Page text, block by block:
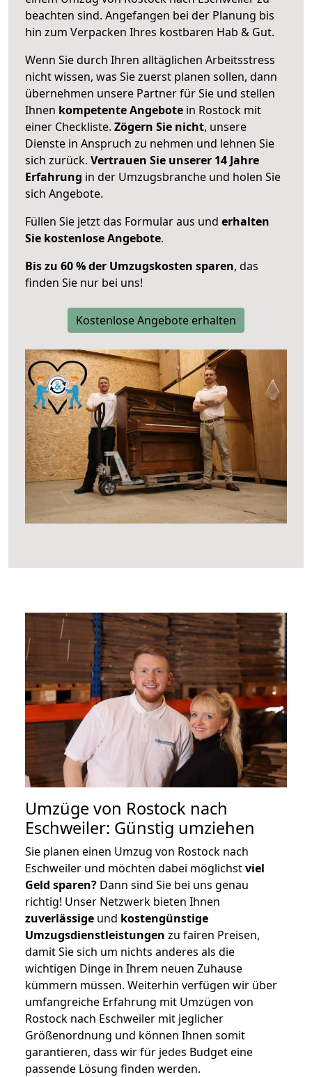
beachten sind. Angefangen bei der Planung bis
hin zum Verpacken Ihres kostbaren Hab & Gut.
Wenn Sie durch Ihren alltäglichen Arbeitsstress
nicht wissen, was Sie zuerst planen sollen, dann
übernehmen unsere Partner für Sie und stellen
Ihnen kompetente Angebote in Rostock mit
einer Checkliste. Zögern Sie nicht, unsere
Dienste in Anspruch zu nehmen und lehnen Sie
sich zurück. Vertrauen Sie unserer 14 Jahre
Erfahrung in der Umzugsbranche und holen Sie
sich Angebote.
Füllen Sie jetzt das Formular aus und erhalten
Sie kostenlose Angebote.
Bis zu 60 % der Umzugskosten sparen, das
finden Sie nur bei uns!
Kostenlose Angebote erhalten
Umzüge von Rostock nach
Eschweiler: Günstig umziehen
Sie planen einen Umzug von Rostock nach
Eschweiler und möchten dabei möglichstviel
Geld sparen? Dann sind Sie bei uns genau
richtig! Unser Netzwerk bieten Ihnen
zuverlässige und kostengünstige
Umzugsdienstleistungen zu fairen Preisen,
damit Sie sich um nichts anderes als die
wichtigen Dinge in Ihrem neuen Zuhause
kümmern müssen. Weiterhin verfügen wir über
umfangreiche Erfahrung mit Umzügen von
Rostock nach Eschweiler mit jeglicher
Größenordnung und können Ihnen somit
garantieren, dass wir für jedes Budget eine
passende Lösung finden werden.